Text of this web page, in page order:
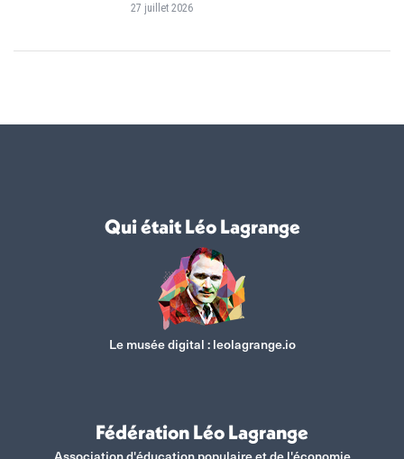
27 juillet 2026
Qui était Léo Lagrange
Le musée digital : leolagrange.io
Fédération Léo Lagrange
Association d'éducation populaire et de l'économie